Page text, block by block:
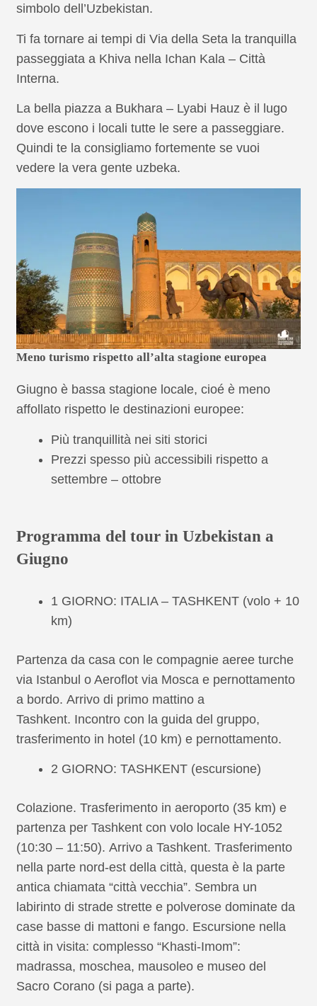
simbolo dell’Uzbekistan.
Ti fa tornare ai tempi di Via della Seta la tranquilla
passeggiata a Khiva nella Ichan Kala – Città
Interna.
La bella piazza a Bukhara – Lyabi Hauz è il lugo
dove escono i locali tutte le sere a passeggiare.
Quindi te la consigliamo fortemente se vuoi
vedere la vera gente uzbeka.
Meno turismo rispetto all’alta stagione europea
Giugno è bassa stagione locale, cioé è meno
affollato rispetto le destinazioni europee:
Più tranquillità nei siti storici
Prezzi spesso più accessibili rispetto a
settembre – ottobre
Programma del tour in Uzbekistan a
Giugno
1 GIORNO: ITALIA – TASHKENT (volo + 10
km)
Partenza da casa con le compagnie aeree turche
via Istanbul o Aeroflot via Mosca e pernottamento
a bordo. Arrivo di primo mattino a
Tashkent. Incontro con la guida del gruppo,
trasferimento in hotel (10 km) e pernottamento.
2 GIORNO: TASHKENT (escursione)
Colazione. Trasferimento in aeroporto (35 km) e
partenza per Tashkent con volo locale HY-1052
(10:30 – 11:50). Arrivo a Tashkent. Trasferimento
nella parte nord-est della città, questa è la parte
antica chiamata “città vecchia”. Sembra un
labirinto di strade strette e polverose dominate da
case basse di mattoni e fango. Escursione nella
città in visita: complesso “Khasti-Imom”:
madrassa, moschea, mausoleo e museo del
Sacro Corano (si paga a parte).